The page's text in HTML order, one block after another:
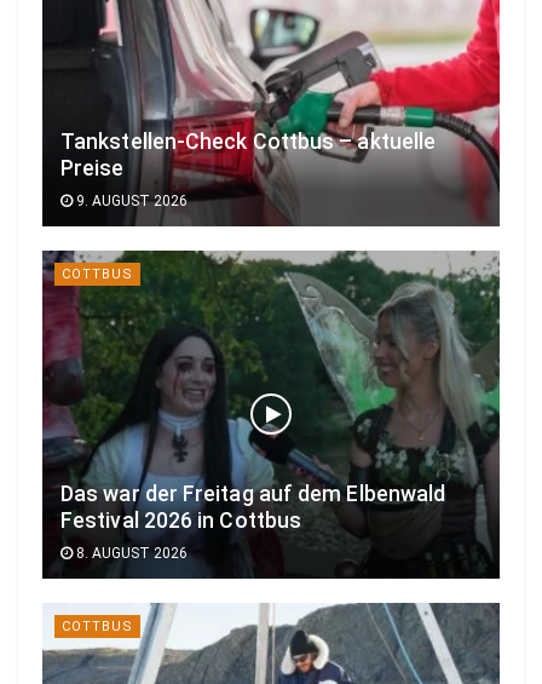
Tankstellen-Check Cottbus – aktuelle
Preise
9. AUGUST 2026
COTTBUS
Das war der Freitag auf dem Elbenwald
Festival 2026 in Cottbus
8. AUGUST 2026
COTTBUS